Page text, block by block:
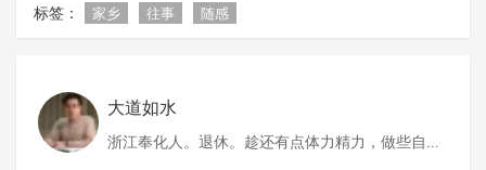
标签： 家乡 往事 随感
大道如水
浙江奉化人。退休。趁还有点体力精力，做些自己